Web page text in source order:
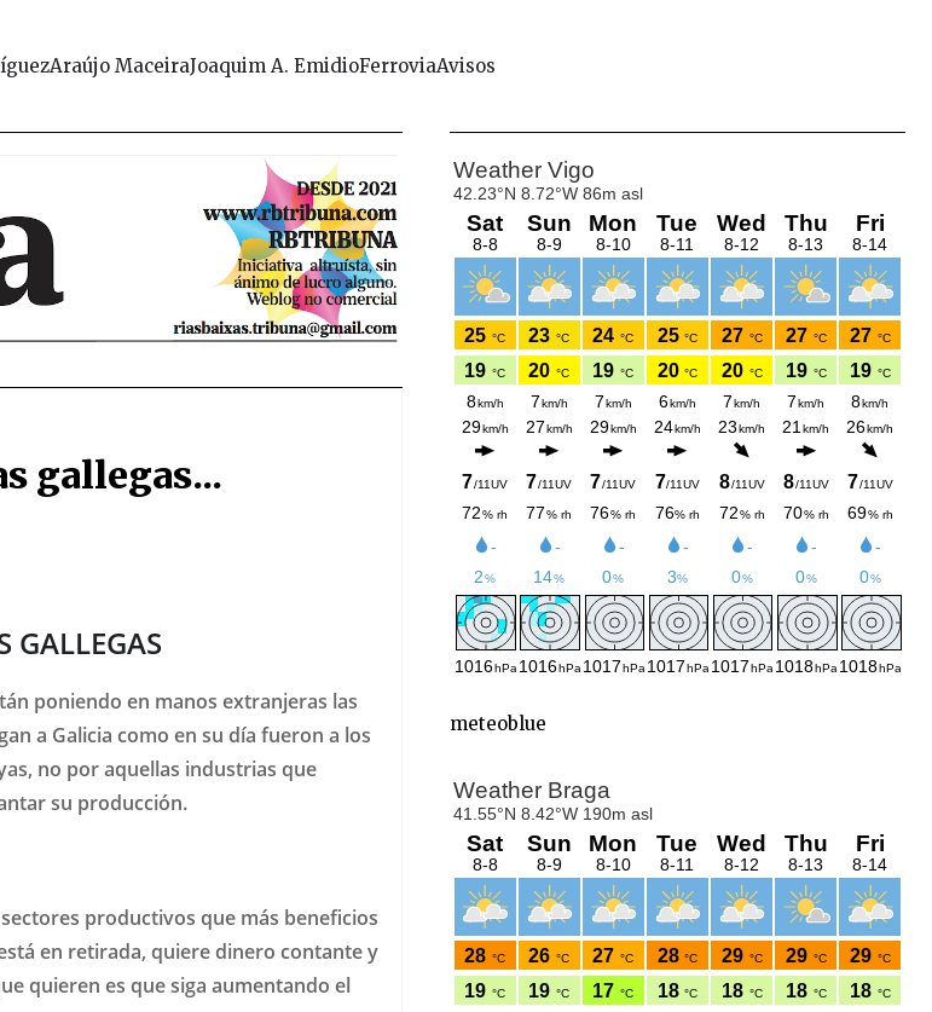
Araújo MaceiraJoaquim A. EmidioFerroviaAvisos
gallegas...
GALLEGAS
poniendo en manos extranjeras las
a Galicia como en su día fueron a los
no por aquellas industrias que
su producción.
productivos que más beneficios
en retirada, quiere dinero contante y
quieren es que siga aumentando el
meteoblue